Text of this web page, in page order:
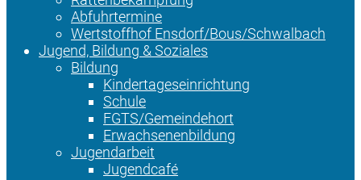
Abfuhrtermine
Wertstoffhof Ensdorf/Bous/Schwalbach
Jugend, Bildung & Soziales
Bildung
Kindertageseinrichtung
Schule
FGTS/Gemeindehort
Erwachsenenbildung
Jugendarbeit
Jugendcafé